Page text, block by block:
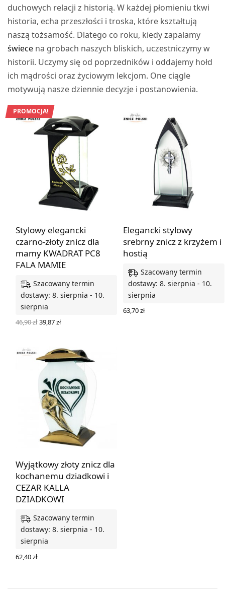
duchowych relacji z historią. W każdej płomieniu tkwi
historia, echa przeszłości i troska, które kształtują
naszą tożsamość. Dlatego co roku, kiedy zapalamy
świece na grobach naszych bliskich, uczestniczymy w
historii. Uczymy się od poprzedników i oddajemy hołd
ich mądrości oraz życiowym lekcjom. One ciągle
motywują nasze dziennie decyzje i postanowienia.
PROMOCJA!
Stylowy elegancki
czarno-złoty znicz dla
mamy KWADRAT PC8
FALA MAMIE
Szacowany termin
dostawy: 8. sierpnia - 10.
sierpnia
46,90zł Pierwotna
cena
39,87złAktualna
Elegancki stylowy
srebrny znicz z krzyżem i
hostią
Szacowany termin
dostawy: 8. sierpnia - 10.
sierpnia
63,70zł
Wyjątkowy złoty znicz dla
kochanemu dziadkowi i
CEZAR KALLA
DZIADKOWI
Szacowany termin
dostawy: 8. sierpnia - 10.
sierpnia
62,40zł